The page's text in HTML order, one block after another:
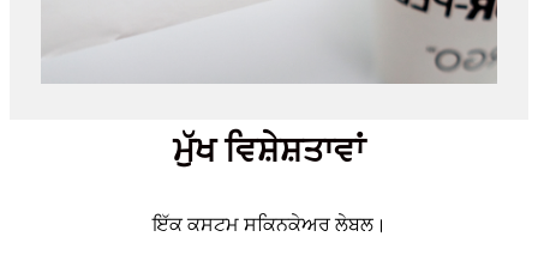
ਮੁੱਖ ਵਿਸ਼ੇਸ਼ਤਾਵਾਂ
ਇੱਕ ਕਸਟਮ ਸਕਿਨਕੇਅਰ ਲੇਬਲ।